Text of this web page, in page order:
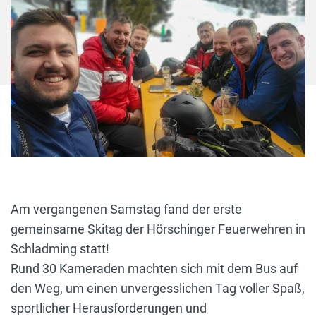
Am vergangenen Samstag fand der erste
gemeinsame Skitag der Hörschinger Feuerwehren in
Schladming statt!
Rund 30 Kameraden machten sich mit dem Bus auf
den Weg, um einen unvergesslichen Tag voller Spaß,
sportlicher Herausforderungen und